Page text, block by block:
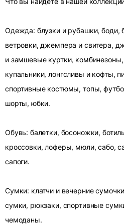
Одежда: блузки и рубашки, боди,
ветровки, джемпера и свитера,
и замшевые куртки,
купальники, лонгсливы и кофты,
спортивные костюмы, топы,
шорты, юбки.
Обувь: балетки, босоножки,
кроссовки, лоферы, мюли, сабо,
сапоги.
Сумки: клатчи и вечерние
сумки, рюкзаки, спортивные
чемоданы.